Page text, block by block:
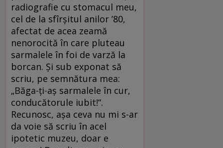
radiografie cu stomacul meu,
cel de la sfîrşitul anilor ’80,
afectat de acea zeamă
nenorocită în care pluteau
sarmalele în foi de varză la
borcan. Şi sub exponat să
scriu, pe semnătura mea:
„Băga-ţi-aş sarmalele în cur,
conducătorule iubit!“.
Recunosc, aşa ceva nu mi s-ar
da voie să scriu în acel
ipotetic muzeu, doar e